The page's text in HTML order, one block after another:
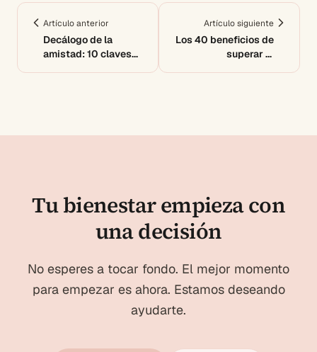
Artículo anterior
Decálogo de la
amistad: 10 claves
Artículo siguiente
Los 40 beneficios de
superar la
Tu bienestar empieza con
una decisión
No esperes a tocar fondo. El mejor momento
para empezar es ahora. Estamos deseando
ayudarte.